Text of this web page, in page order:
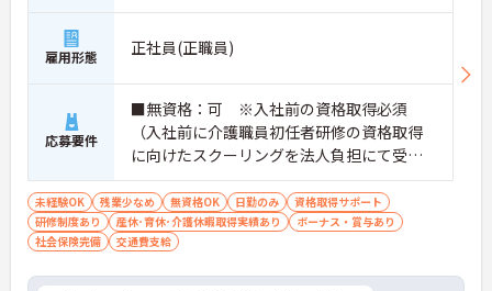
雇用形態 正社員(正職員)
応募要件
■無資格：可 ※入社前の資格取得必須
（入社前に介護職員初任者研修の資格取得
に向けたスクーリングを法人負担にて受講
していただきます。） ■実務経験：不問
未経験OK 残業少なめ 無資格OK 日勤のみ
資格取得サポート
研修制度あり
産休･育休･介護休暇取得実績あり
ボーナス・賞与あり
社会保険完備
交通費支給